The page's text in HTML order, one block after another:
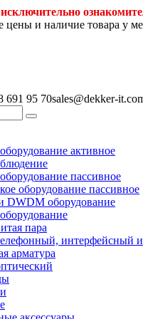
цены и наличие товара у
691 95 70sales@dekker-
активное
пассивное
оборудование пассивное
DWDM оборудование
пара
интерфейсный
арматура